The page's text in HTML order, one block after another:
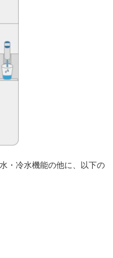
・冷水機能の他に、以下の